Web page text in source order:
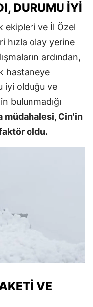
DURUMU İYI
ekipleri ve İl Özel
hızla olay yerine
ardından,
hastaneye
iyi olduğu ve
bulunmadığı
müdahalesi, Cin'in
oldu.
VE